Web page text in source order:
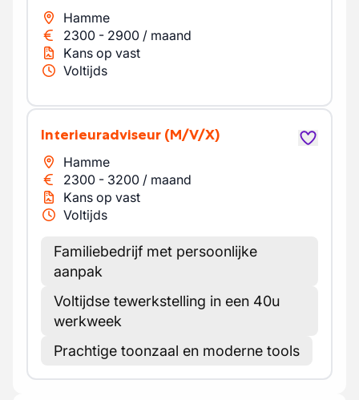
Hamme
2300 - 2900 / maand
Kans op vast
Voltijds
Interieuradviseur (M/V/X)
Hamme
2300 - 3200 / maand
Kans op vast
Voltijds
Familiebedrijf met persoonlijke
aanpak
Voltijdse tewerkstelling in een 40u
werkweek
Prachtige toonzaal en moderne tools